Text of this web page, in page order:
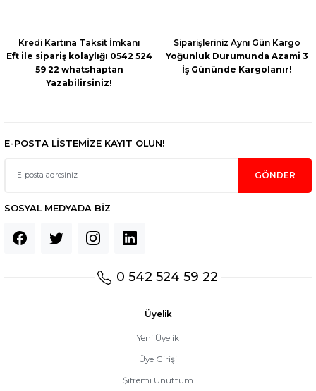
Kredi Kartına Taksit İmkanı
Eft ile sipariş kolaylığı 0542 524
59 22 whatshaptan
Yazabilirsiniz!
Siparişleriniz Aynı Gün Kargo
Yoğunluk Durumunda Azami 3
İş Gününde Kargolanır!
E-POSTA LİSTEMİZE KAYIT OLUN!
GÖNDER
SOSYAL MEDYADA BİZ
0 542 524 59 22
Üyelik
Yeni Üyelik
Üye Girişi
Şifremi Unuttum